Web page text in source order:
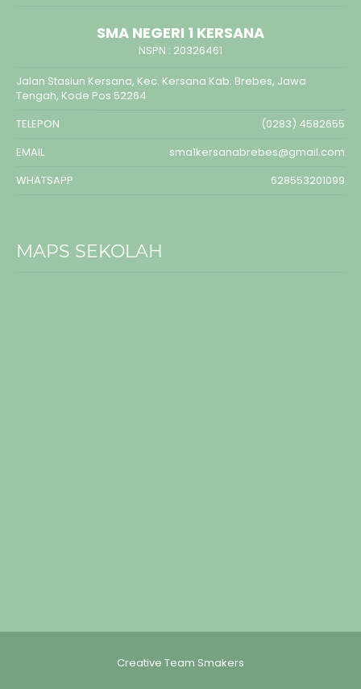
SMA NEGERI 1 KERSANA
NSPN : 20326461
Jalan Stasiun Kersana, Kec. Kersana Kab. Brebes, Jawa
Tengah, Kode Pos 52264
TELEPON
(0283) 4582655
EMAIL
sma1kersanabrebes@gmail.com
WHATSAPP
628553201099
MAPS SEKOLAH
Creative Team Smakers